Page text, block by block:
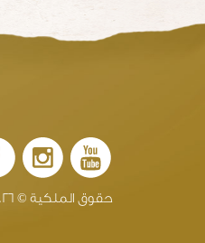
حقوق الملكية ©